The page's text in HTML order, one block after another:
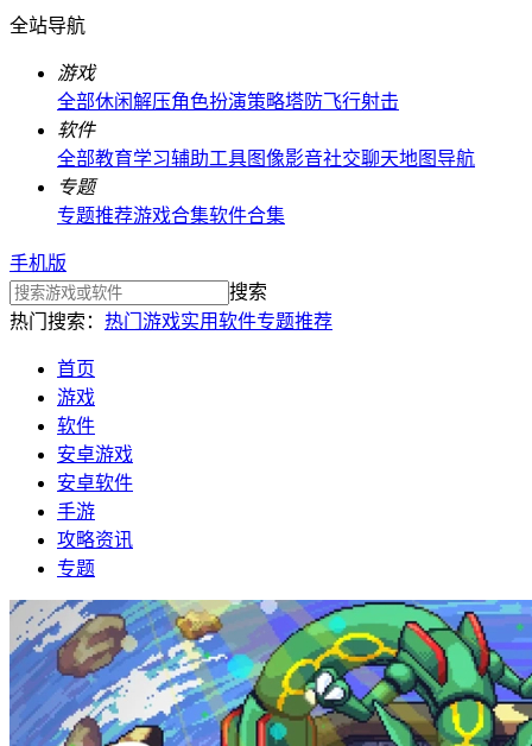
全站导航
游戏
全部休闲解压角色扮演策略塔防飞行射击
软件
全部教育学习辅助工具图像影音社交聊天地图导航
专题
专题推荐游戏合集软件合集
手机版
搜索
热门搜索： 热门游戏实用软件专题推荐
首页
游戏
软件
安卓游戏
安卓软件
手游
攻略资讯
专题